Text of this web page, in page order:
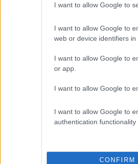
I want to allow Google to
I want to allow Google to
web or device identifiers in
I want to allow Google to
or app.
I want to allow Google to
I want to allow Google to
authentication
CONFIRM
Eminem is kiadott egy
Music To be Murdered By című
is, amin a rapperen kívül még
vagy Don Toliver is énekel.